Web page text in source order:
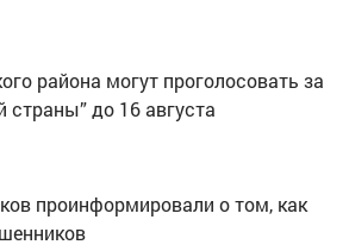
района могут проголосовать за
страны” до 16 августа
проинформировали о том, как